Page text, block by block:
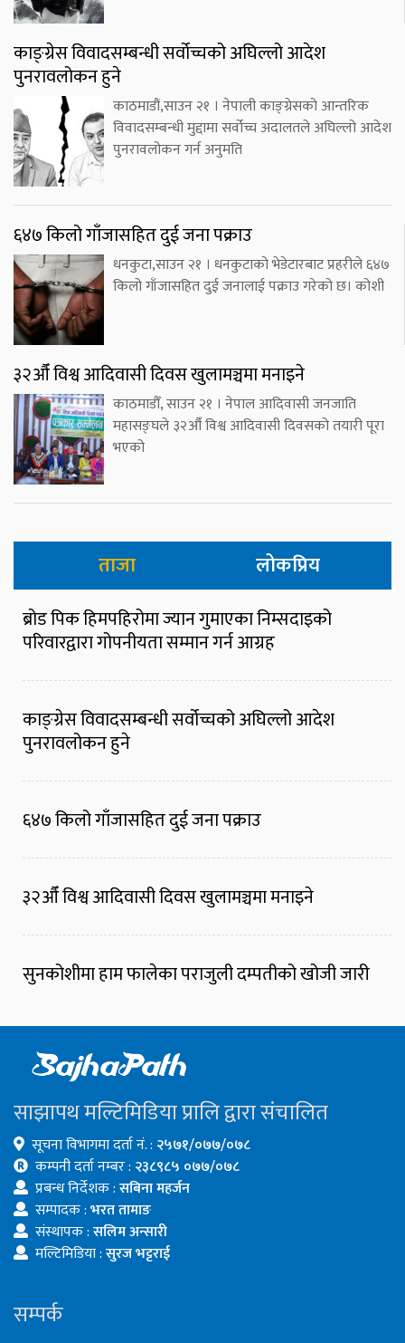
काङ्ग्रेस विवादसम्बन्धी सर्वोच्चको अघिल्लो आदेश
पुनरावलोकन हुने
काठमाडौं,साउन २१ । नेपाली काङ्ग्रेसको आन्तरिक
विवादसम्बन्धी मुद्दामा सर्वोच्च अदालतले अघिल्लो आदेश
पुनरावलोकन गर्न अनुमति
६४७ किलो गाँजासहित दुई जना पक्राउ
धनकुटा,साउन २१ । धनकुटाको भेडेटारबाट प्रहरीले ६४७
किलो गाँजासहित दुई जनालाई पक्राउ गरेको छ। कोशी
३२औँ विश्व आदिवासी दिवस खुलामञ्चमा मनाइने
काठमाडौँ, साउन २१ । नेपाल आदिवासी जनजाति
महासङ्घले ३२औँ विश्व आदिवासी दिवसको तयारी पूरा
भएको
ताजा लोकप्रिय
ब्रोड पिक हिमपहिरोमा ज्यान गुमाएका निम्सदाइको
परिवारद्वारा गोपनीयता सम्मान गर्न आग्रह
काङ्ग्रेस विवादसम्बन्धी सर्वोच्चको अघिल्लो आदेश
पुनरावलोकन हुने
६४७ किलो गाँजासहित दुई जना पक्राउ
३२औँ विश्व आदिवासी दिवस खुलामञ्चमा मनाइने
सुनकोशीमा हाम फालेका पराजुली दम्पतीको खोजी जारी
साझापथ मल्टिमिडिया प्रालि द्वारा संचालित
सूचना विभागमा दर्ता नं. : २५७१/०७७/०७८
कम्पनी दर्ता नम्बर : २३८९८५ ०७७/०७८
प्रबन्ध निर्देशक :सबिना महर्जन
सम्पादक :भरत तामाङ
संस्थापक :सलिम अन्सारी
मल्टिमिडिया :सुरज भट्टराई
सम्पर्क